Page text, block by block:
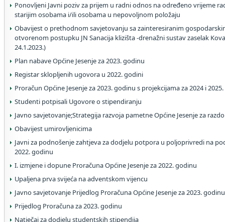
Ponovljeni Javni poziv za prijem u radni odnos na određeno vrijeme
starijim osobama i/ili osobama u nepovoljnom položaju
Obavijest o prethodnom savjetovanju sa zainteresiranim
otvorenom postupku JN Sanacija klizišta -drenažni sustav zaselak
24.1.2023.)
Plan nabave Općine Jesenje za 2023. godinu
Registar sklopljenih ugovora u 2022. godini
Proračun Općine Jesenje za 2023. godinu s projekcijama za 2024 i 2025.
Studenti potpisali Ugovore o stipendiranju
Javno savjetovanje;Strategija razvoja pametne Općine Jesenje za
Obavijest umirovljenicima
Javni za podnošenje zahtjeva za dodjelu potpora u poljoprivredi na
2022. godinu
I. izmjene i dopune Proračuna Općine Jesenje za 2022. godinu
Upaljena prva svijeća na adventskom vijencu
Javno savjetovanje Prijedlog Proračuna Općine Jesenje za 2023.
Prijedlog Proračuna za 2023. godinu
Natječaj za dodjelu studentskih stipendija